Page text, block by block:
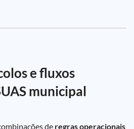
e fluxos
municipal
de regras operacionais